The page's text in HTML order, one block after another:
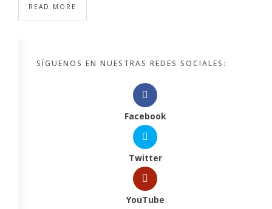
READ MORE
SÍGUENOS EN NUESTRAS REDES SOCIALES:
Facebook
Twitter
YouTube